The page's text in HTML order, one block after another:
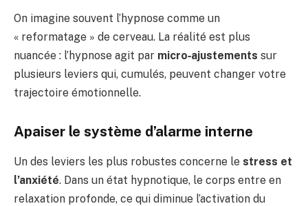
On imagine souvent l’hypnose comme un
« reformatage » de cerveau. La réalité est plus
nuancée : l’hypnose agit par micro‑ajustements sur
plusieurs leviers qui, cumulés, peuvent changer votre
trajectoire émotionnelle.
Apaiser le système d’alarme interne
Un des leviers les plus robustes concerne le stress et
l’anxiété. Dans un état hypnotique, le corps entre en
relaxation profonde, ce qui diminue l’activation du